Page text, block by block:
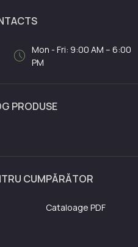
schedule Mon - Fri: 9:00 AM – 6:00
PM
PRODUSE
CUMPĂRĂTOR
Cataloage PDF